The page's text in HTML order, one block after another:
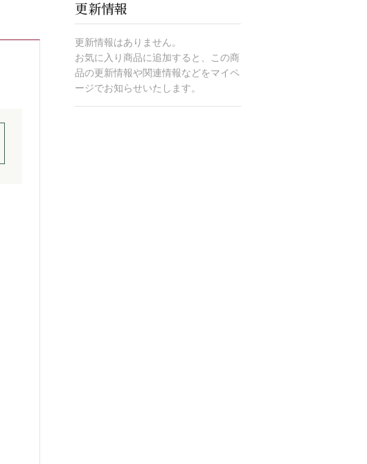
更新情報
更新情報はありません。
お気に入り商品に追加すると、この商
品の更新情報や関連情報などをマイペ
ージでお知らせいたします。